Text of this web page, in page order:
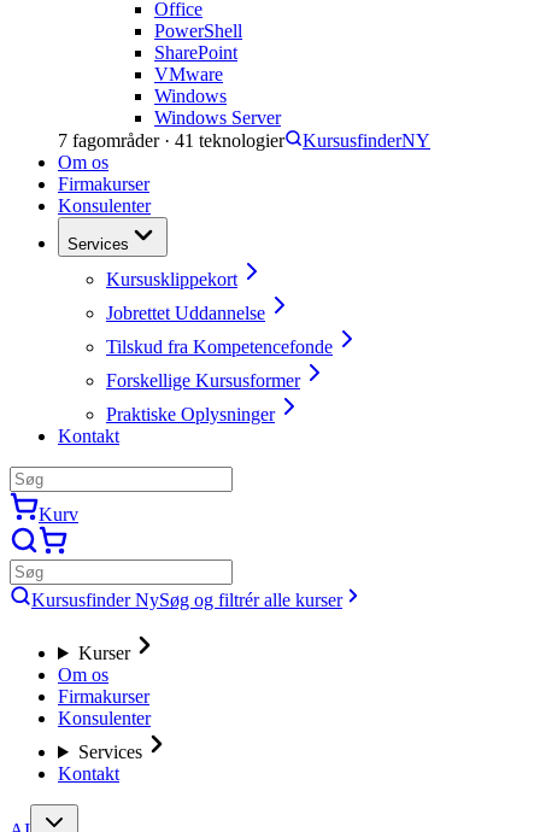
Office
PowerShell
SharePoint
VMware
Windows
Windows Server
7 fagområder · 41 teknologier KursusfinderNY
Om os
Firmakurser
Konsulenter
Services
Kursusklippekort
Jobrettet Uddannelse
Tilskud fra Kompetencefonde
Forskellige Kursusformer
Praktiske Oplysninger
Kontakt
Kurv
Kursusfinder NySøg og filtrér alle kurser
Kurser
Om os
Firmakurser
Konsulenter
Services
Kontakt